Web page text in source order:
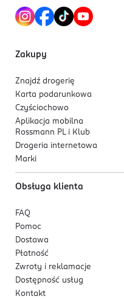
Zakupy
Znajdź drogerię
Karta podarunkowa
Czyściochowo
Aplikacja mobilna
Rossmann PL i Klub
Drogeria internetowa
Marki
Obsługa klienta
FAQ
Pomoc
Dostawa
Płatność
Zwroty i reklamacje
Dostępność usług
Kontakt